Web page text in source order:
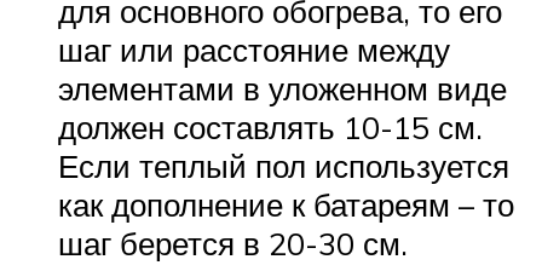
для основного обогрева, то его
шаг или расстояние между
элементами в уложенном виде
должен составлять 10-15 см.
Если теплый пол используется
как дополнение к батареям – то
шаг берется в 20-30 см.